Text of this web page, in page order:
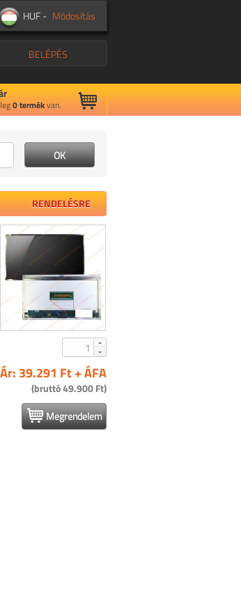
HUF - Módosítás
BELÉPÉS
0termékvan.
RENDELÉSRE
Ár: 39.291 Ft + ÁFA
(bruttó 49.900 Ft)
Megrendelem